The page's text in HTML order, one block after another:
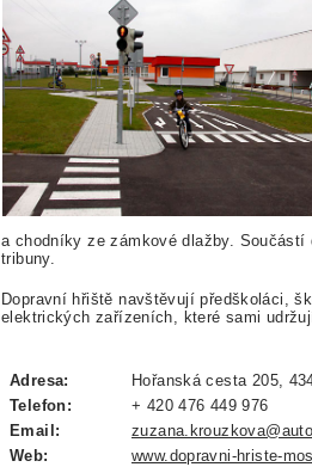
a chodníky ze zámkové dlažby.
tribuny.
Dopravní hřiště navštěvují předškoláci,
elektrických zařízeních, které sami udržují
Adresa:
Hořanská cesta 205,
Telefon:
+ 420 476 449 976
Email:
Web:
www.dopravni-hriste-